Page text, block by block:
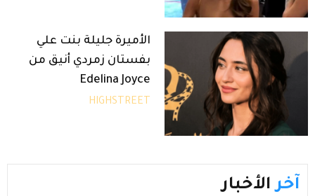
الأميرة جليلة بنت علي
بفستان زمردي أنيق من
Edelina Joyce
HIGHSTREET
آخر الأخبار